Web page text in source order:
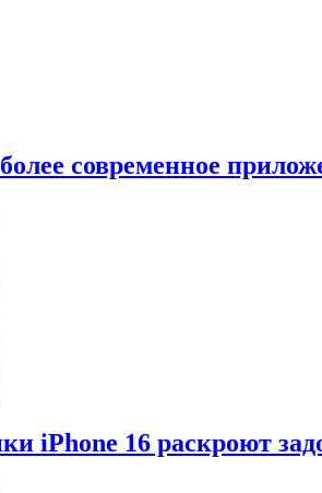
современное
iPhone 16 раскроют